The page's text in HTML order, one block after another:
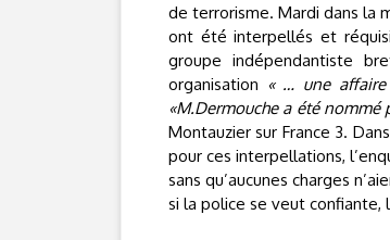
de terrorisme. Mardi dans la
ont été interpellés et
groupe indépendantiste
organisation « … une affaire
«M.Dermouche a été
Montauzier sur France 3.
pour ces interpellations,
sans qu’aucunes charges
si la police se veut confiante,